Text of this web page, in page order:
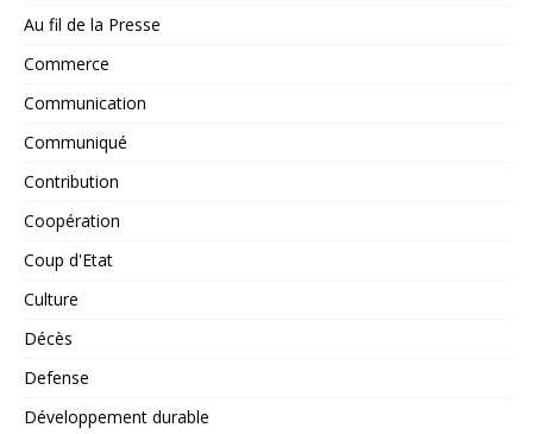
Au fil de la Presse
Commerce
Communication
Communiqué
Contribution
Coopération
Coup d'Etat
Culture
Décès
Defense
Développement durable